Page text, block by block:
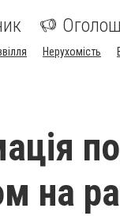
Нерухомість
на